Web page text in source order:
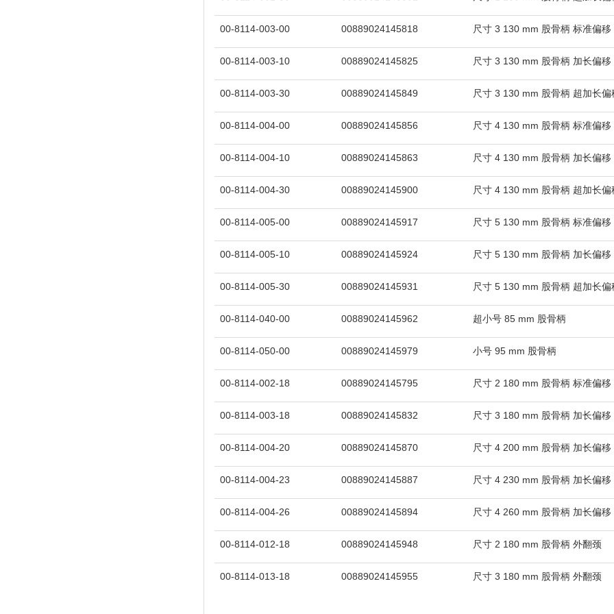
00-8114-003-00 00889024145818 尺寸 3 130 mm 股骨柄 标准偏移
00-8114-003-10 00889024145825 尺寸 3 130 mm 股骨柄 加长偏移
00-8114-003-30 00889024145849 尺寸 3 130 mm 股骨柄 超加长偏
00-8114-004-00 00889024145856 尺寸 4 130 mm 股骨柄 标准偏移
00-8114-004-10 00889024145863 尺寸 4 130 mm 股骨柄 加长偏移
00-8114-004-30 00889024145900 尺寸 4 130 mm 股骨柄 超加长偏
00-8114-005-00 00889024145917 尺寸 5 130 mm 股骨柄 标准偏移
00-8114-005-10 00889024145924 尺寸 5 130 mm 股骨柄 加长偏移
00-8114-005-30 00889024145931 尺寸 5 130 mm 股骨柄 超加长偏
00-8114-040-00 00889024145962 超小号 85 mm 股骨柄
00-8114-050-00 00889024145979 小号 95 mm 股骨柄
00-8114-002-18 00889024145795 尺寸 2 180 mm 股骨柄 标准偏移
00-8114-003-18 00889024145832 尺寸 3 180 mm 股骨柄 加长偏移
00-8114-004-20 00889024145870 尺寸 4 200 mm 股骨柄 加长偏移
00-8114-004-23 00889024145887 尺寸 4 230 mm 股骨柄 加长偏移
00-8114-004-26 00889024145894 尺寸 4 260 mm 股骨柄 加长偏移
00-8114-012-18 00889024145948 尺寸 2 180 mm 股骨柄 外翻颈
00-8114-013-18 00889024145955 尺寸 3 180 mm 股骨柄 外翻颈